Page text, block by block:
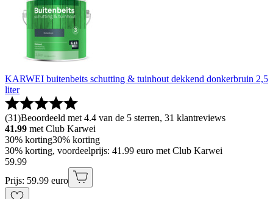
KARWEI buitenbeits schutting & tuinhout dekkend donkerbruin 2,5
liter
(31)Beoordeeld met 4.4 van de 5 sterren, 31 klantreviews
41.99 met Club Karwei
30% korting30% korting
30% korting, voordeelprijs: 41.99 euro met Club Karwei
59.99
Prijs: 59.99 euro